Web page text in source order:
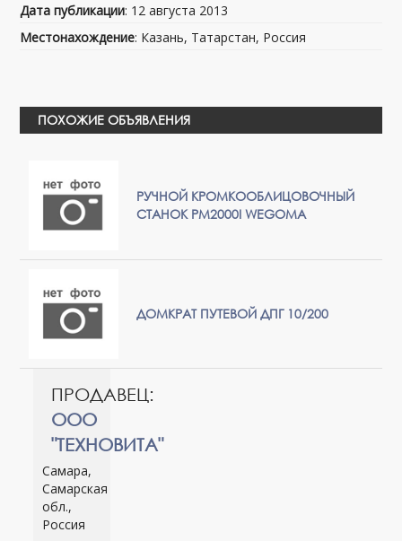
Дата публикации: 12 августа 2013
Местонахождение: Казань, Татарстан, Россия
ПОХОЖИЕ ОБЪЯВЛЕНИЯ
РУЧНОЙ КРОМКООБЛИЦОВОЧНЫЙ
СТАНОК PM2000I WEGOMA
ДОМКРАТ ПУТЕВОЙ ДПГ 10/200
ПРОДАВЕЦ:
ООО
"ТЕХНОВИТА"
Самара,
Самарская
обл.,
Россия